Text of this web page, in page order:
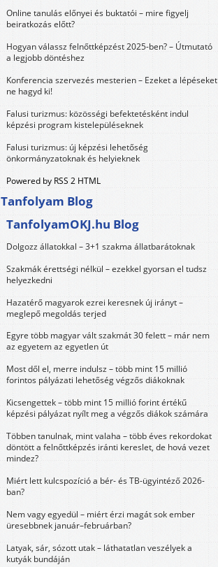
Online tanulás előnyei és buktatói – mire figyelj
beiratkozás előtt?
Hogyan válassz felnőttképzést 2025-ben? – Útmutató
a legjobb döntéshez
Konferencia szervezés mesterien – Ezeket a lépéseket
ne hagyd ki!
Falusi turizmus: közösségi befektetésként indul
képzési program kistelepüléseknek
Falusi turizmus: új képzési lehetőség
önkormányzatoknak és helyieknek
Powered by RSS 2 HTML
Tanfolyam Blog
TanfolyamOKJ.hu Blog
Dolgozz állatokkal – 3+1 szakma állatbarátoknak
Szakmák érettségi nélkül – ezekkel gyorsan el tudsz
helyezkedni
Hazatérő magyarok ezrei keresnek új irányt –
meglepő megoldás terjed
Egyre több magyar vált szakmát 30 felett – már nem
az egyetem az egyetlen út
Most dől el, merre indulsz – több mint 15 millió
forintos pályázati lehetőség végzős diákoknak
Kicsengettek – több mint 15 millió forint értékű
képzési pályázat nyílt meg a végzős diákok számára
Többen tanulnak, mint valaha – több éves rekordokat
döntött a felnőttképzés iránti kereslet, de hová vezet
mindez?
Miért lett kulcspozíció a bér- és TB-ügyintéző 2026-
ban?
Nem vagy egyedül – miért érzi magát sok ember
üresebbnek január–februárban?
Latyak, sár, sózott utak – láthatatlan veszélyek a
kutyák bundáján